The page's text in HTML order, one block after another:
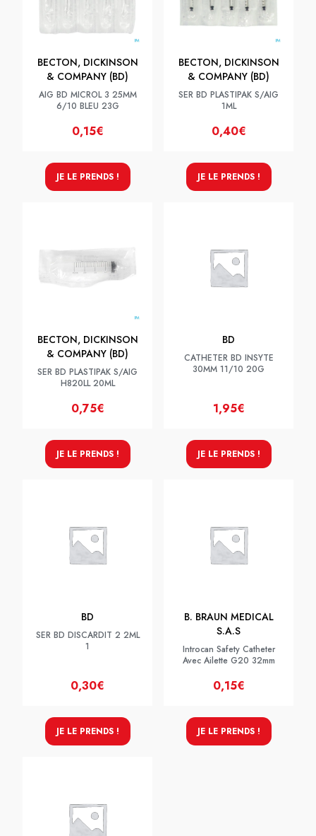
BECTON, DICKINSON
& COMPANY (BD)
AIG BD MICROL 3 25MM
6/10 BLEU 23G
0,15€
JE LE PRENDS !
BECTON, DICKINSON
& COMPANY (BD)
SER BD PLASTIPAK S/AIG
1ML
0,40€
JE LE PRENDS !
BECTON, DICKINSON
& COMPANY (BD)
SER BD PLASTIPAK S/AIG
H820LL 20ML
0,75€
JE LE PRENDS !
BD
CATHETER BD INSYTE
30MM 11/10 20G
1,95€
JE LE PRENDS !
BD
SER BD DISCARDIT 2 2ML
1
0,30€
JE LE PRENDS !
B. BRAUN MEDICAL
S.A.S
Introcan Safety Catheter
Avec Ailette G20 32mm
0,15€
JE LE PRENDS !